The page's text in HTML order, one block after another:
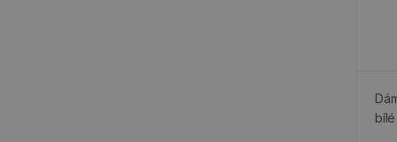
bílé